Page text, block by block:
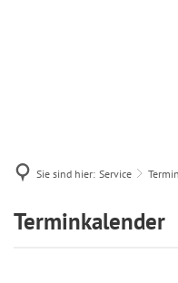
Sie sind hier: Service
Terminkalender
Terminkalender